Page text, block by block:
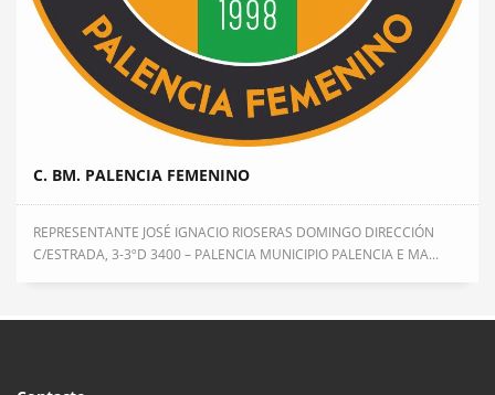
C. BM. PALENCIA FEMENINO
REPRESENTANTE JOSÉ IGNACIO RIOSERAS DOMINGO DIRECCIÓN
C/ESTRADA, 3-3ºD 3400 – PALENCIA MUNICIPIO PALENCIA E MA...